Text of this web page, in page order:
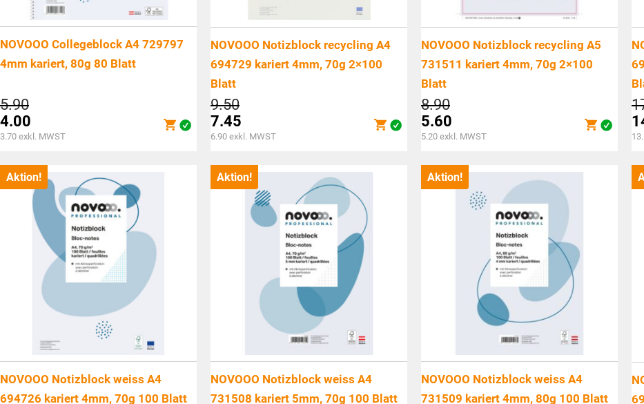
NOVOOO Collegeblock A4 729797
4mm kariert, 80g 80 Blatt
5.90Ursprünglicher
Preis
war:
4.00
Aktueller
ist:
CHF4.00.
3.70 exkl. MWST
NOVOOO Notizblock recycling A4
694729 kariert 4mm, 70g 2×100
Blatt
9.50Ursprünglicher
Preis
war:
7.45
Aktueller
ist:
CHF7.45.
6.90 exkl. MWST
NOVOOO Notizblock recycling A5
731511 kariert 4mm, 70g 2×100
Blatt
8.90Ursprünglicher
Preis
war:
5.60
Aktueller
ist:
CHF5.60.
5.20 exkl. MWST
Aktion!
NOVOOO Notizblock weiss A4
694726 kariert 4mm, 70g 100 Blatt
Aktion!
NOVOOO Notizblock weiss A4
731508 kariert 5mm, 70g 100 Blatt
Aktion!
NOVOOO Notizblock weiss A4
731509 kariert 4mm, 80g 100 Blatt